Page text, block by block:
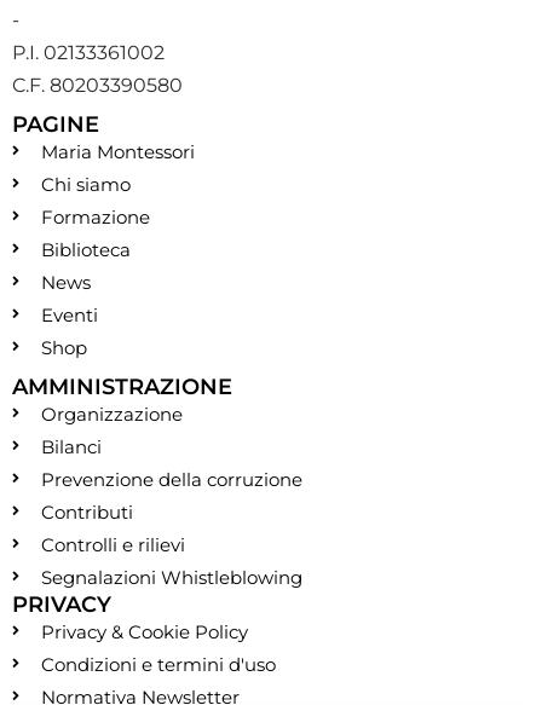
-
P.I. 02133361002
C.F. 80203390580
PAGINE
Maria Montessori
Chi siamo
Formazione
Biblioteca
News
Eventi
Shop
AMMINISTRAZIONE
Organizzazione
Bilanci
Prevenzione della corruzione
Contributi
Controlli e rilievi
Segnalazioni Whistleblowing
PRIVACY
Privacy & Cookie Policy
Condizioni e termini d'uso
Normativa Newsletter